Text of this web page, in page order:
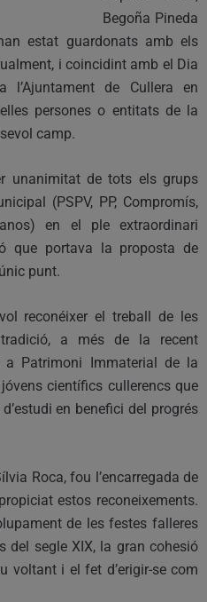
Begoña Pineda
estat guardonats amb els
i coincidint amb el Dia
l’Ajuntament de Cullera en
persones o entitats de la
camp.
unanimitat de tots els grups
(PSPV, PP, Compromís,
en el ple extraordinari
que portava la proposta de
punt.
reconéixer el treball de les
a més de la recent
Patrimoni Immaterial de la
científics cullerencs que
en benefici del progrés
Roca, fou l’encarregada de
estos reconeixements.
de les festes falleres
del segle XIX, la gran cohesió
voltant i el fet d’erigir-se com